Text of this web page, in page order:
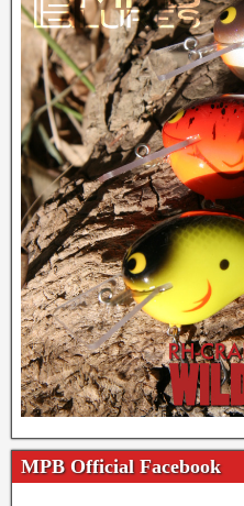
MPB Official Facebook